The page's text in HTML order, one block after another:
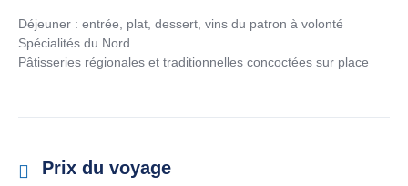
Déjeuner : entrée, plat, dessert, vins du patron à volonté
Spécialités du Nord
Pâtisseries régionales et traditionnelles concoctées sur place
Prix du voyage